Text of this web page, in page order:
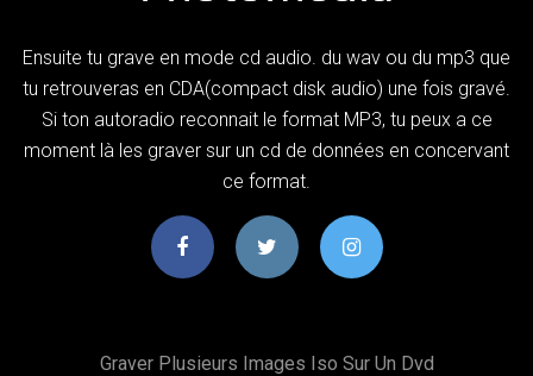
Ensuite tu grave en mode cd audio. du wav ou du mp3 que
tu retrouveras en CDA(compact disk audio) une fois gravé.
Si ton autoradio reconnait le format MP3, tu peux a ce
moment là les graver sur un cd de données en concervant
ce format.
Graver Plusieurs Images Iso Sur Un Dvd